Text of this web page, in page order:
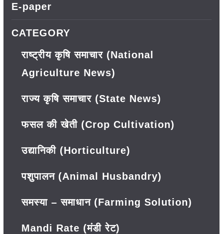
E-paper
CATEGORY
राष्ट्रीय कृषि समाचार (National
Agriculture News)
राज्य कृषि समाचार (State News)
फसल की खेती (Crop Cultivation)
उद्यानिकी (Horticulture)
पशुपालन (Animal Husbandry)
समस्या – समाधान (Farming Solution)
Mandi Rate (मंडी रेट)